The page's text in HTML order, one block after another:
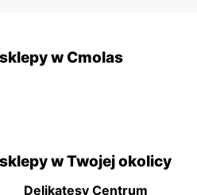
w Cmolas
w Twojej okolicy
Delikatesy Centrum